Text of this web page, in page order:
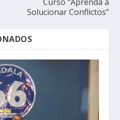
Solucionar Conflictos”